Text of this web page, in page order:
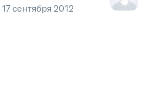
17 сентября 2012